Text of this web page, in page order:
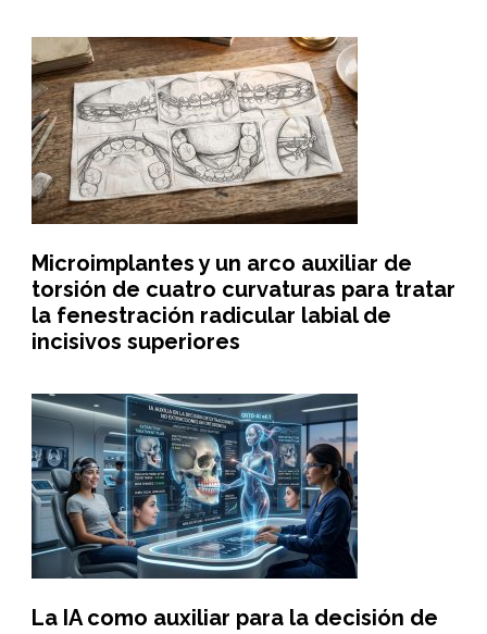
Microimplantes y un arco auxiliar de
torsión de cuatro curvaturas para tratar
la fenestración radicular labial de
incisivos superiores
La IA como auxiliar para la decisión de